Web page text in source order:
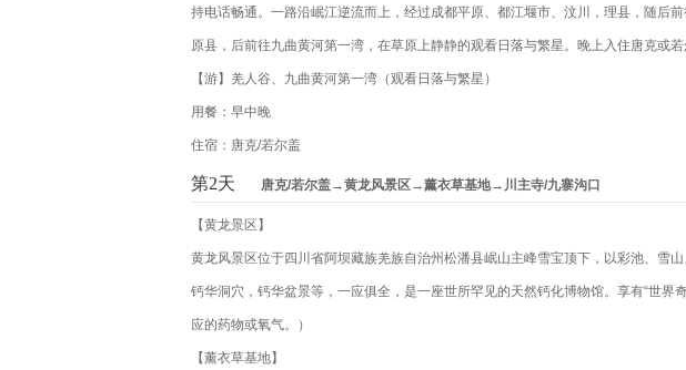
持电话畅通。一路沿岷江逆流而上，经过成都平原、都江堰市、汶川，理县，随后
原县，后前往九曲黄河第一湾，在草原上静静的观看日落与繁星。晚上入住唐克或若
【游】羌人谷、九曲黄河第一湾（观看日落与繁星）
用餐：早中晚
住宿：唐克/若尔盖
第2天 唐克/若尔盖→黄龙风景区→薰衣草基地→川主寺/九寨沟口
【黄龙景区】
黄龙风景区位于四川省阿坝藏族羌族自治州松潘县岷山主峰雪宝顶下，以彩池、雪
钙华洞穴，钙华盆景等，一应俱全，是一座世所罕见的天然钙化博物馆。享有“世界
应的药物或氧气。）
【薰衣草基地】